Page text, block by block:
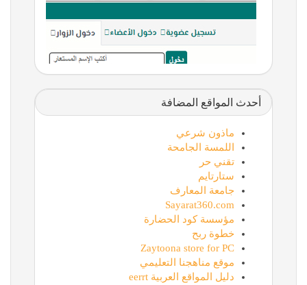
أحدث المواقع المضافة
ماذون شرعي
اللمسة الجامحة
تقني حر
ستارتايم
جامعة المعارف
Sayarat360.com
مؤسسة كود الحضارة
خطوة ربح
Zaytoona store for PC
موقع مناهجنا التعليمي
دليل المواقع العربية eerrt